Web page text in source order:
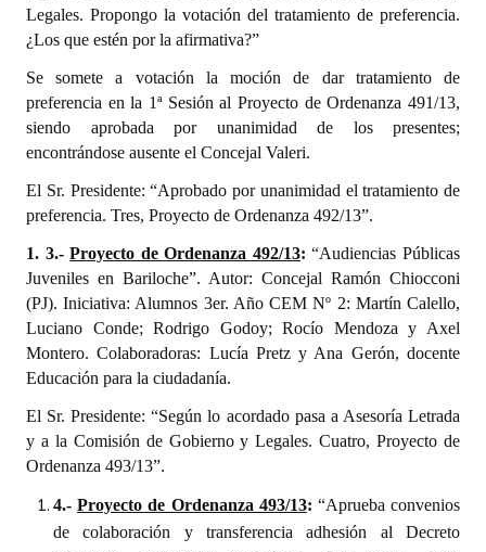
Banca del Vecino - Registro
Huéspedes de Honor - Registro
Antiguos Pobladores - Registro
Bariloche, Municipio intercultural
Entrega de distinciones
REFORMA DE LA CARTA ORGÁNICA
Legales. Propongo la votación del tratamiento de preferencia.
¿Los que estén por la afirmativa?”
Se somete a votación la moción de dar tratamiento de
preferencia en la 1ª Sesión al Proyecto de Ordenanza 491/13,
siendo aprobada por unanimidad de los presentes;
encontrándose ausente el Concejal Valeri.
El Sr. Presidente: “Aprobado por unanimidad el tratamiento de
preferencia. Tres, Proyecto de Ordenanza 492/13”.
1. 3.-Proyecto de Ordenanza 492/13: “Audiencias Públicas
Juveniles en Bariloche”. Autor: Concejal Ramón Chiocconi
(PJ). Iniciativa: Alumnos 3er. Año CEM Nº 2: Martín Calello,
Luciano Conde; Rodrigo Godoy; Rocío Mendoza y Axel
Montero. Colaboradoras: Lucía Pretz y Ana Gerón, docente
Educación para la ciudadanía.
El Sr. Presidente: “Según lo acordado pasa a Asesoría Letrada
y a la Comisión de Gobierno y Legales. Cuatro, Proyecto de
Ordenanza 493/13”.
4.-Proyecto de Ordenanza 493/13: “Aprueba convenios
de colaboración y transferencia adhesión al Decreto